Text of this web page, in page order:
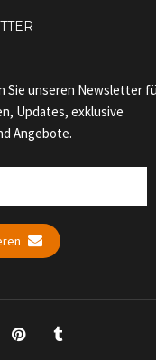
Sie unseren Newsletter
Updates, exklusive
Angebote.